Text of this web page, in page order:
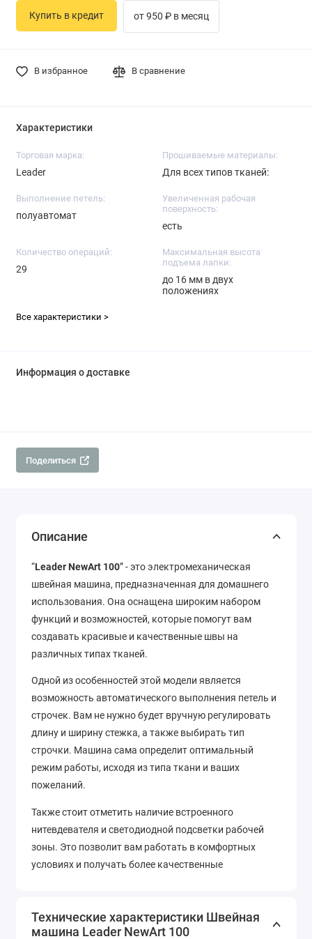
В избранное В сравнение
Купить в кредит от 950 ₽ в месяц
Характеристики
Торговая марка:
Leader
Прошиваемые материалы:
Для всех типов тканей:
Выполнение петель:
полуавтомат
Увеличенная рабочая
поверхность:
есть
Количество операций:
29
Максимальная высота
подъема лапки:
до 16 мм в двух
положениях
Все характеристики >
Информация о доставке
Поделиться
Описание
“Leader NewArt 100” - это электромеханическая
швейная машина, предназначенная для домашнего
использования. Она оснащена широким набором
функций и возможностей, которые помогут вам
создавать красивые и качественные швы на
различных типах тканей.
Одной из особенностей этой модели является
возможность автоматического выполнения петель и
строчек. Вам не нужно будет вручную регулировать
длину и ширину стежка, а также выбирать тип
строчки. Машина сама определит оптимальный
режим работы, исходя из типа ткани и ваших
пожеланий.
Также стоит отметить наличие встроенного
нитевдевателя и светодиодной подсветки рабочей
зоны. Это позволит вам работать в комфортных
условиях и получать более качественные
выбором для тех, кто хочет получить качественную и
Технические характеристики Швейная
машина Leader NewArt 100